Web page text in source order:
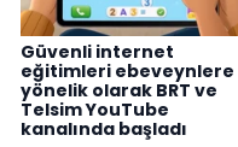
Güvenli internet
eğitimleri ebeveynlere
yönelik olarak BRT ve
Telsim YouTube
kanalında başladı